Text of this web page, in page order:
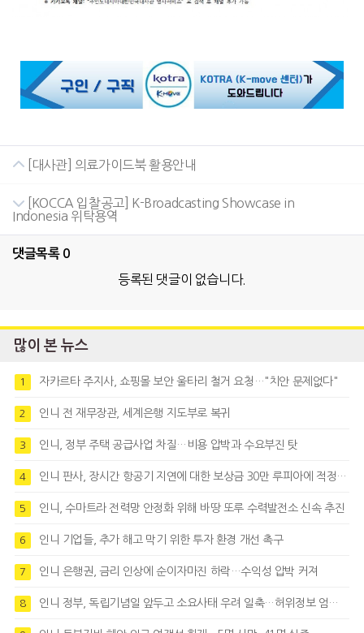
[대사관] 의료가이드북 활용안내
[KOCCA 입찰공고] K-Broadcasting Showcase in
Indonesia 위탁용역
댓글목록 0
등록된 댓글이 없습니다.
많이 본 뉴스
1 자카르타 주지사, 쇼핑몰 보안 울타리 철거 요청…"치안 문제없다"
2 인니 전 재무장관, 세계은행 지도부로 복귀
3 인니, 정부 주택 공급사업 차질…비용 압박과 수요부진 탓
4 인니 판사, 장시간 항공기 지연에 대한 보상금 30만 루피아에 적정성 제기
5 인니, 수마트라 전력망 안정화 위해 바땅 또루 수력발전소 신속 추진
6 인니 기업들, 추가 해고 막기 위한 투자 환경 개선 촉구
7 인니 은행권, 금리 인상에 순이자마진 하락…수익성 압박 커져
8 인니 정부, 독립기념일 앞두고 소요사태 우려 일축…허위정보 엄정대응